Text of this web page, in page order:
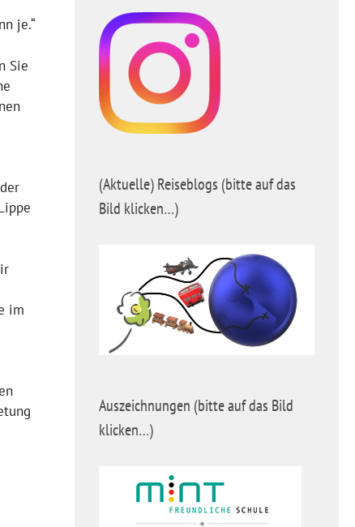
je.“
Sie
im
(Aktuelle) Reiseblogs (bitte auf das
Bild klicken…)
Auszeichnungen (bitte auf das Bild
klicken…)